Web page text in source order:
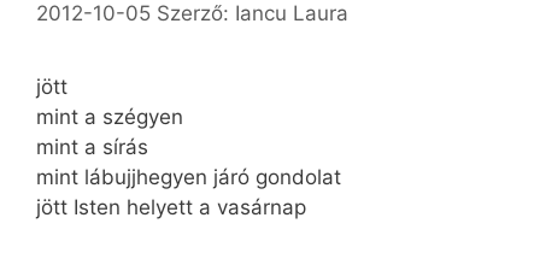
2012-10-05 Szerző: Iancu Laura
jött
mint a szégyen
mint a sírás
mint lábujjhegyen járó gondolat
jött Isten helyett a vasárnap